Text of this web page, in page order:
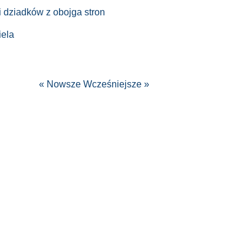
dziadków z obojga stron
« Nowsze Wcześniejsze »